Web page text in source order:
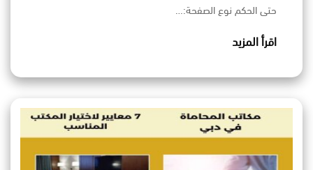
حتى الحكم نوع الصفحة:…
اقرأ المزيد